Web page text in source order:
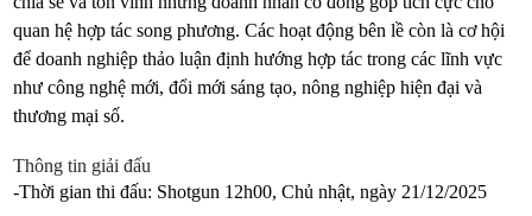
quan hệ hợp tác song phương. Các hoạt động bên lề còn là cơ hội
để doanh nghiệp thảo luận định hướng hợp tác trong các lĩnh vực
như công nghệ mới, đổi mới sáng tạo, nông nghiệp hiện đại và
thương mại số.
Thông tin giải đấu
-Thời gian thi đấu: Shotgun 12h00, Chủ nhật, ngày 21/12/2025